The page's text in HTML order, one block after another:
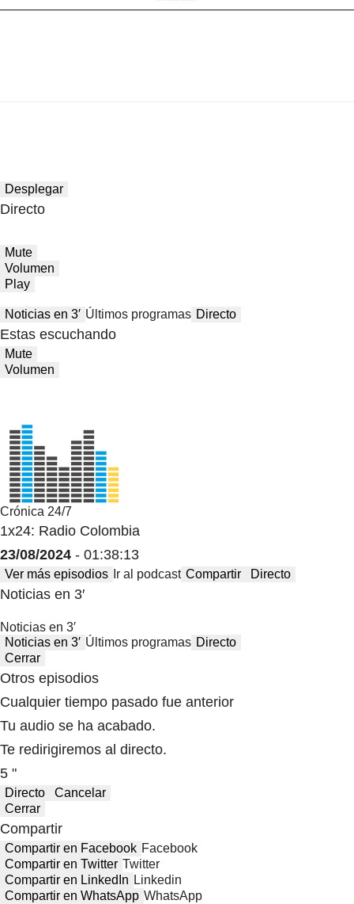
Desplegar
Directo
Mute
Volumen
Play
Noticias en 3′ Últimos programas Directo
Estas escuchando
Mute
Volumen
Crónica 24/7
1x24: Radio Colombia
23/08/2024 - 01:38:13
Ver más episodios Ir al podcast Compartir Directo
Noticias en 3′
Noticias en 3′
Noticias en 3′ Últimos programas Directo
Cerrar
Otros episodios
Cualquier tiempo pasado fue anterior
Tu audio se ha acabado.
Te redirigiremos al directo.
5 "
Directo
Cancelar
Cerrar
Compartir
Compartir en Facebook Facebook
Compartir en Twitter Twitter
Compartir en LinkedIn Linkedin
Compartir en WhatsApp WhatsApp